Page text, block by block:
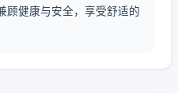
顾健康与安全，享受舒适的